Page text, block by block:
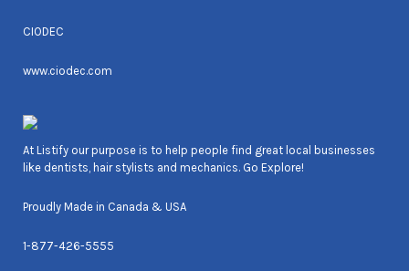
CIODEC
www.ciodec.com
At Listify our purpose is to help people find great local businesses
like dentists, hair stylists and mechanics. Go Explore!
Proudly Made in Canada & USA
1-877-426-5555